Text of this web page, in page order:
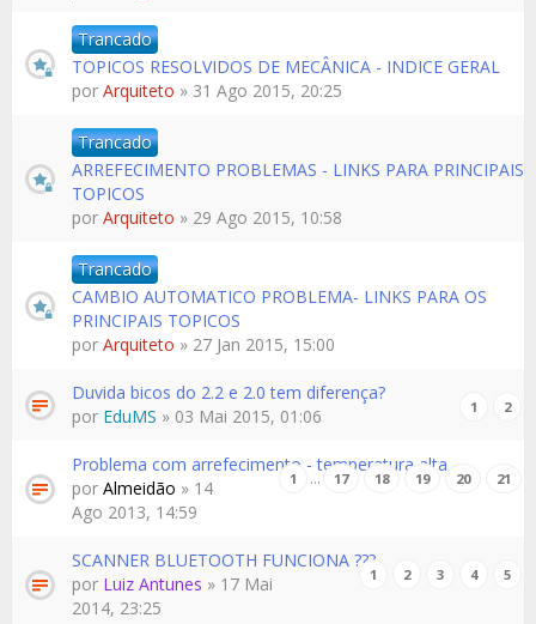
Trancado
TOPICOS RESOLVIDOS DE MECÂNICA - INDICE GERAL
por Arquiteto » 31 Ago 2015, 20:25
Trancado
ARREFECIMENTO PROBLEMAS - LINKS PARA PRINCIPAIS
TOPICOS
por Arquiteto » 29 Ago 2015, 10:58
Trancado
CAMBIO AUTOMATICO PROBLEMA- LINKS PARA OS
PRINCIPAIS TOPICOS
por Arquiteto » 27 Jan 2015, 15:00
Duvida bicos do 2.2 e 2.0 tem diferença?
1 2
por EduMS » 03 Mai 2015, 01:06
Problema com arrefecimento - temperatura alta
1 … 17 18 19 20 21
por Almeidão » 14
Ago 2013, 14:59
SCANNER BLUETOOTH FUNCIONA ???
1 2 3 4 5
por Luiz Antunes » 17 Mai
2014, 23:25